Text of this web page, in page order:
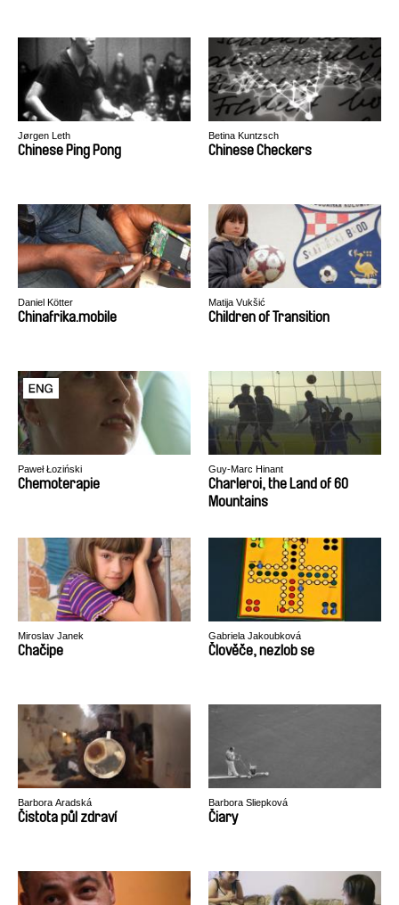
Jørgen Leth
Chinese Ping Pong
Betina Kuntzsch
Chinese Checkers
Daniel Kötter
Chinafrika.mobile
Matija Vukšić
Children of Transition
Paweł Łoziński
Chemoterapie
Guy-Marc Hinant
Charleroi, the Land of 60
Mountains
Miroslav Janek
Chačipe
Gabriela Jakoubková
Člověče, nezlob se
Barbora Aradská
Čistota půl zdraví
Barbora Sliepková
Čiary